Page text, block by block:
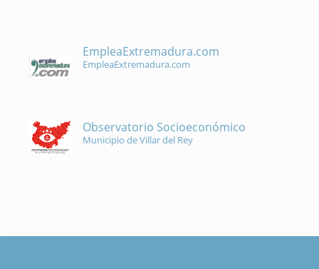
EmpleaExtremadura.com
EmpleaExtremadura.com
Observatorio Socioeconómico
Municipio de Villar del Rey